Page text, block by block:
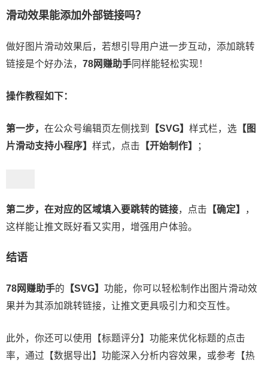
滑动效果能添加外部链接吗？
做好图片滑动效果后，若想引导用户进一步互动，添加跳转
链接是个好办法， 78网赚助手同样能轻松实现！
操作教程如下：
第一步， 在公众号编辑页左侧找到 【SVG】 样式栏，选 【图
片滑动支持小程序】 样式，点击 【开始制作】 ；
第二步，在对应的区域填入要跳转的链接，点击 【确定】
，
这样能让推文既好看又实用，增强用户体验。
结语
78网赚助手的 【SVG】 功能，你可以轻松制作出图片滑动效
果并为其添加跳转链接，让推文更具吸引力和交互性。
此外，你还可以使用【标题评分】功能来优化标题的点击
率，通过【数据导出】功能深入分析内容效果，或参考【热